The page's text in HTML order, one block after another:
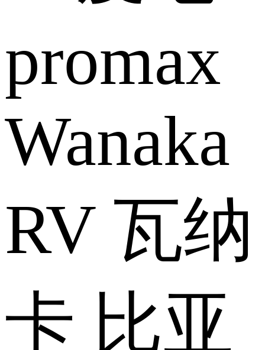
Wanaka
RV 瓦纳
卡 比亚